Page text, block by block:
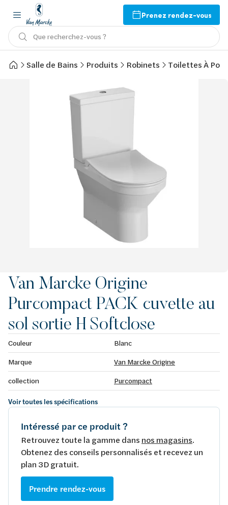
Prenez rendez-vous
Que recherchez-vous ?
Salle de Bains Produits Robinets Toilettes À
Van Marcke Origine
Purcompact PACK cuvette au
sol sortie H Softclose
Couleur
Blanc
Marque
Van Marcke Origine
collection
Purcompact
Voir toutes les spécifications
Intéressé par ce produit ?
Retrouvez toute la gamme dans nos magasins.
Obtenez des conseils personnalisés et recevez un
plan 3D gratuit.
Prendre rendez-vous